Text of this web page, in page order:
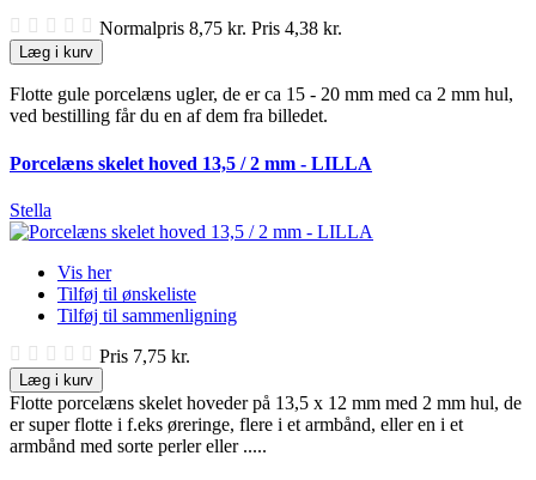
Normalpris 8,75 kr. Pris 4,38 kr.
Læg i kurv
Flotte gule porcelæns ugler, de er ca 15 - 20 mm med ca 2 mm hul,
ved bestilling får du en af dem fra billedet.
Porcelæns skelet hoved 13,5 / 2 mm - LILLA
Stella
Vis her
Tilføj til ønskeliste
Tilføj til sammenligning
Pris 7,75 kr.
Læg i kurv
Flotte porcelæns skelet hoveder på 13,5 x 12 mm med 2 mm hul, de
er super flotte i f.eks øreringe, flere i et armbånd, eller en i et
armbånd med sorte perler eller .....